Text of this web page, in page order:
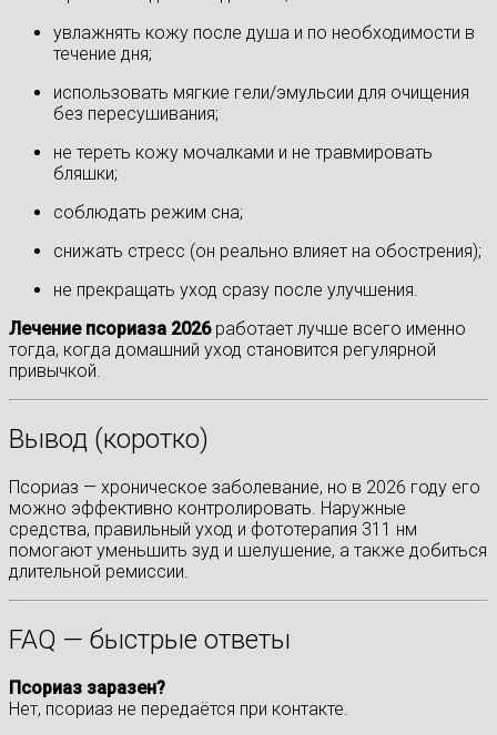
увлажнять кожу после душа и по необходимости в
течение дня;
использовать мягкие гели/эмульсии для очищения
без пересушивания;
не тереть кожу мочалками и не травмировать
бляшки;
соблюдать режим сна;
снижать стресс (он реально влияет на обострения);
не прекращать уход сразу после улучшения.
Лечение псориаза 2026работает лучше всего именно
тогда, когда домашний уход становится регулярной
привычкой.
Вывод (коротко)
Псориаз — хроническое заболевание, но в 2026 году его
можно эффективно контролировать. Наружные
средства, правильный уход и фототерапия 311 нм
помогают уменьшить зуд и шелушение, а также добиться
длительной ремиссии.
FAQ — быстрые ответы
Псориаз заразен?
Нет, псориаз не передаётся при контакте.